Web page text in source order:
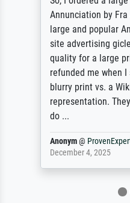
Annunciation by
large and popular
site advertising
quality for a large
refunded me when
blurry print vs. a
representation.
do ...
Anonym@
December 4, 2025